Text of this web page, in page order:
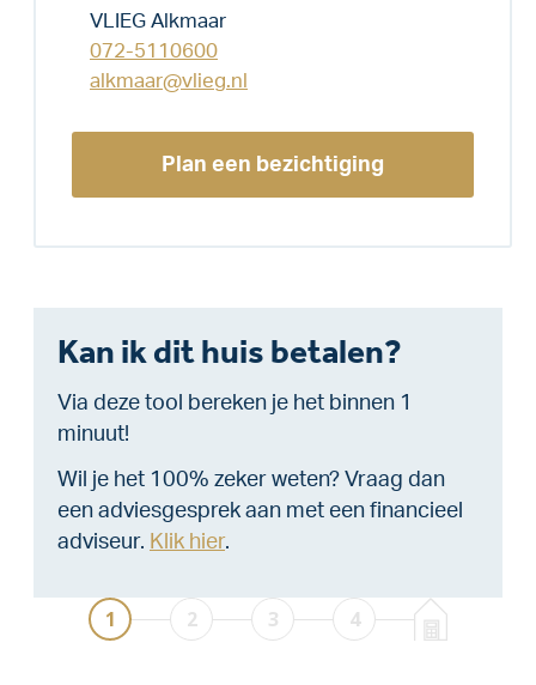
VLIEG Alkmaar
072-5110600
alkmaar@vlieg.nl
Plan een bezichtiging
Kan ik dit huis betalen?
Via deze tool bereken je het binnen 1
minuut!
Wil je het 100% zeker weten? Vraag dan
een adviesgesprek aan met een financieel
adviseur. Klik hier.